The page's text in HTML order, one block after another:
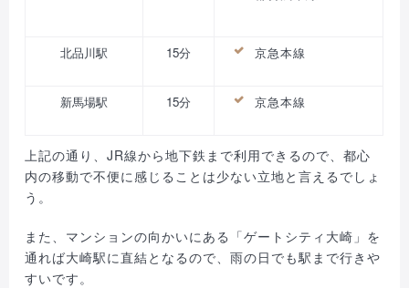
北品川駅 15分 京急本線
新馬場駅 15分 京急本線
上記の通り、JR線から地下鉄まで利用できるので、都心
内の移動で不便に感じることは少ない立地と言えるでしょ
う。
また、マンションの向かいにある「ゲートシティ大崎」を
通れば大崎駅に直結となるので、雨の日でも駅まで行きや
すいです。